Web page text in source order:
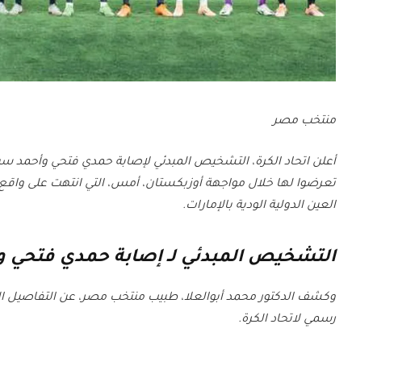
منتخب مصر
أعلن اتحاد الكرة، التشخيص المبدئي لإصابة حمدي فتحي
تعرضوا لها خلال مواجهة أوزبكستان، أمس، التي انتهت على
العين الدولية الودية بالإمارات.
التشخيص المبدئي لـ إصابة حمدي
وكشف الدكتور محمد أبوالعلا، طبيب منتخب مصر، عن التفاصيل
رسمي لاتحاد الكرة.